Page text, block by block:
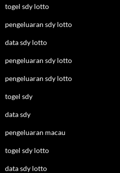
togel sdy lotto
pengeluaran sdy lotto
data sdy lotto
pengeluaran sdy lotto
pengeluaran sdy lotto
togel sdy
data sdy
pengeluaran macau
togel sdy lotto
data sdy lotto